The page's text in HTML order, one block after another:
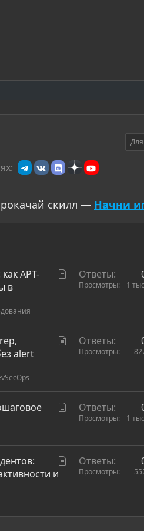
скилл — Начни
ь
APT-
в
Ответы
Просмотры 1
ь
alert
Ответы
Просмотры
т
Ответы
Просмотры 1
и
Ответы
Просмотры